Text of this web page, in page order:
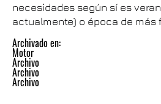
necesidades según sí es
actualmente) o época de más
Archivado en:
Motor
Archivo
Archivo
Archivo